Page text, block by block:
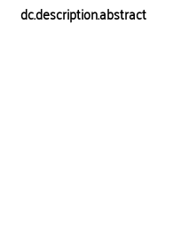
dc.description.abstract